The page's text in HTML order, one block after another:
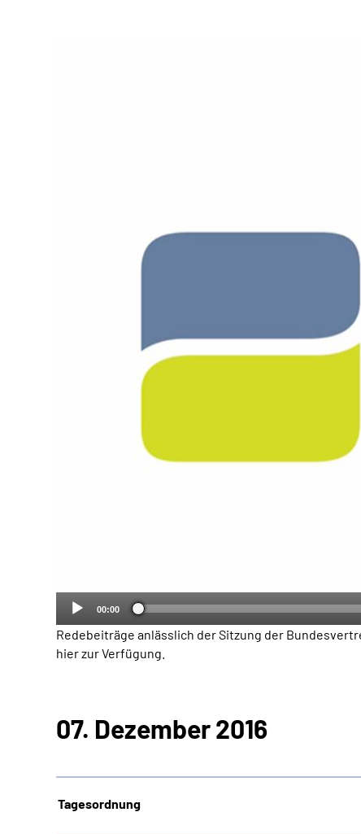
00:00
Redebeiträge anlässlich der Sitzung der
hier zur Verfügung.
07. Dezember 2016
Tagesordnung